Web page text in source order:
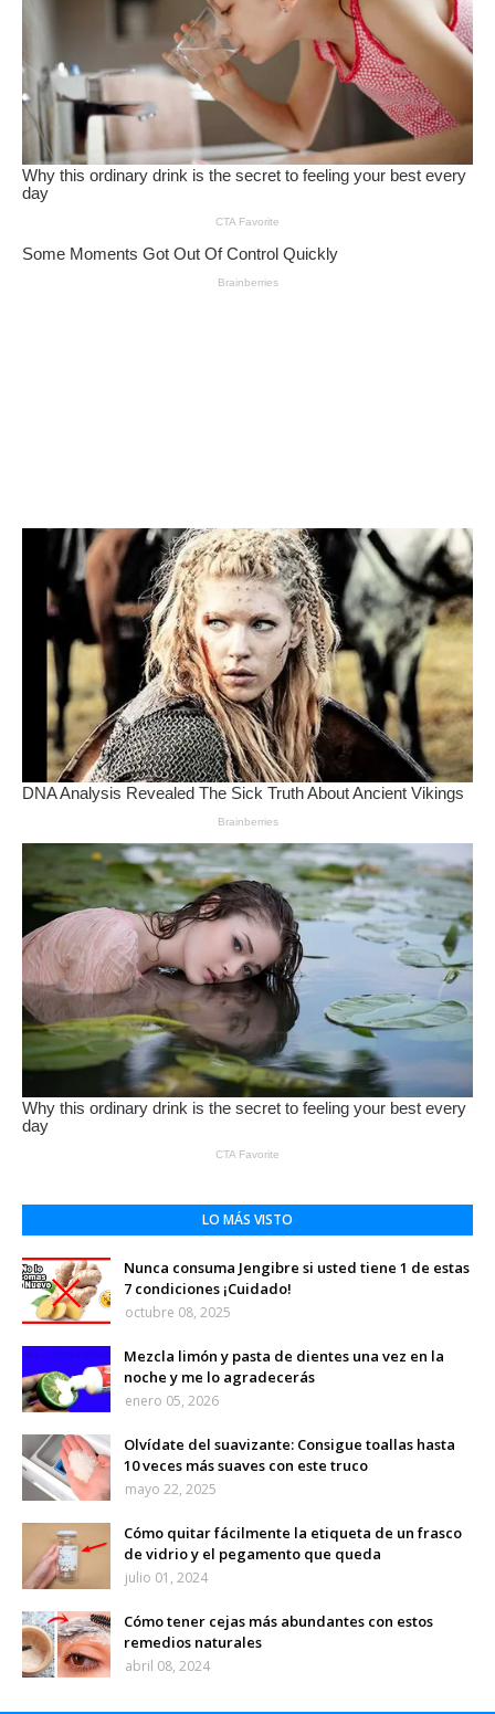
LO MÁS VISTO
Nunca consuma Jengibre si usted tiene 1 de estas
7 condiciones ¡Cuidado!
octubre 08, 2025
Mezcla limón y pasta de dientes una vez en la
noche y me lo agradecerás
enero 05, 2026
Olvídate del suavizante: Consigue toallas hasta
10 veces más suaves con este truco
mayo 22, 2025
Cómo quitar fácilmente la etiqueta de un frasco
de vidrio y el pegamento que queda
julio 01, 2024
Cómo tener cejas más abundantes con estos
remedios naturales
abril 08, 2024